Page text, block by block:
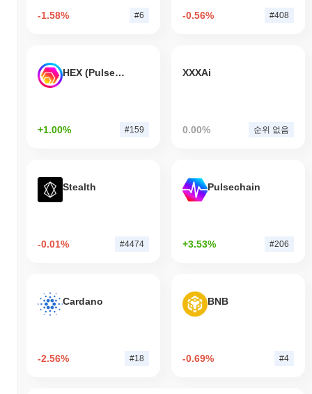
-1.58% #6 -0.56% #408
HEX (Pulsechain)
+1.00% #159
XXXAi
0.00% 순위 없음
Stealth
-0.01% #4474
Pulsechain
+3.53% #206
Cardano
-2.56% #18
BNB
-0.69% #4